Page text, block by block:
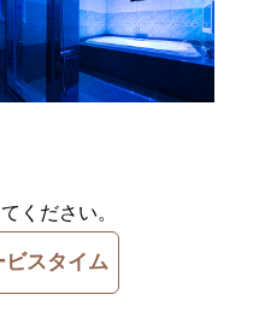
ください。
ビスタイム